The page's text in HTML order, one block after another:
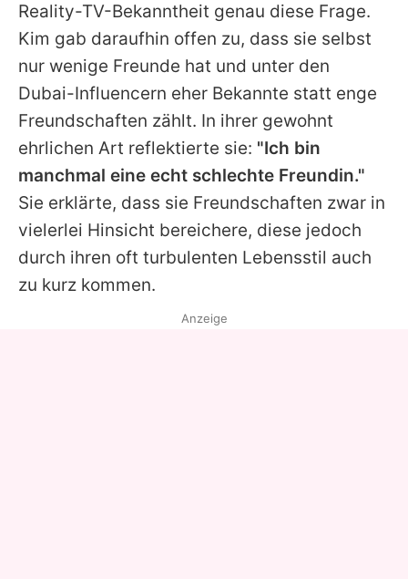
Redaktionelle Richtlinien
Impressum
Datenschutzerklärung
Nutzungsbedingungen
Utiq verwalten
Reality-TV-Bekanntheit genau diese Frage.
Kim gab daraufhin offen zu, dass sie selbst
nur wenige Freunde hat und unter den
Dubai-Influencern eher Bekannte statt enge
Freundschaften zählt. In ihrer gewohnt
ehrlichen Art reflektierte sie: "Ich bin
manchmal eine echt schlechte Freundin."
Sie erklärte, dass sie Freundschaften zwar in
vielerlei Hinsicht bereichere, diese jedoch
durch ihren oft turbulenten Lebensstil auch
zu kurz kommen.
Anzeige